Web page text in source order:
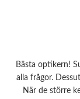
Bästa optikern!
alla frågor.
När de större